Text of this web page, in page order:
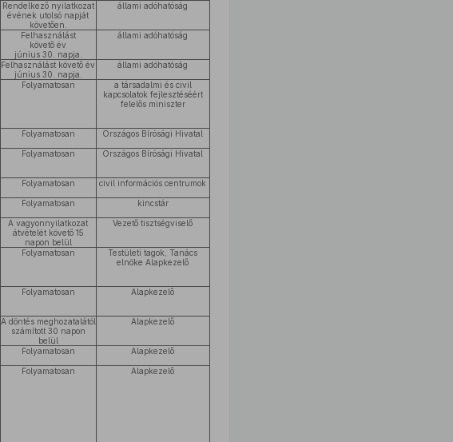
Rendelkező nyilatkozat
évének utolsó napját
követően.
állami adóhatóság
Felhasználást
követő év
június 30. napja.
állami adóhatóság
Felhasználást követő év
június 30. napja.
állami adóhatóság
Folyamatosan
a társadalmi és civil
kapcsolatok fejlesztéséért
felelős miniszter
Folyamatosan Országos Bírósági Hivatal
Folyamatosan Országos Bírósági Hivatal
Folyamatosan civil információs centrumok
Folyamatosan kincstár
A vagyonnyilatkozat
átvételét követő 15
napon belül
Vezető tisztségviselő
Folyamatosan
Testületi tagok, Tanács
elnöke Alapkezelő
Folyamatosan Alapkezelő
A döntés meghozatalától
számított 30 napon
belül
Alapkezelő
Folyamatosan Alapkezelő
Folyamatosan Alapkezelő